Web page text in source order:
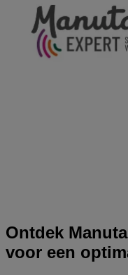
Ontdek
voor een